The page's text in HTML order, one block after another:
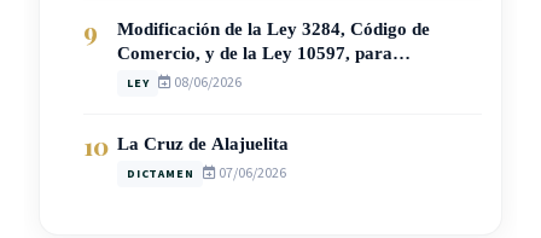
9
Modificación de la Ley 3284, Código de
Comercio, y de la Ley 10597, para
Garantizar el Registro Gratuito y Expedito
LEY 08/06/2026
10 La Cruz de Alajuelita
DICTAMEN 07/06/2026